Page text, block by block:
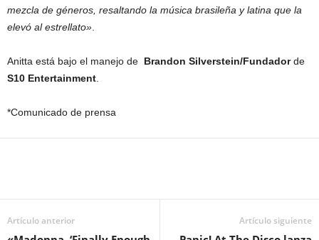
mezcla de géneros, resaltando la música brasileña y latina que la
elevó al estrellato»
Anitta está bajo el manejo de Brandon Silverstein/Fundadorde
S10 Entertainment
*Comunicado de prensa
Artículo anterior Artículo siguiente